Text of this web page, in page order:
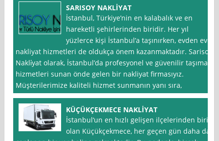
SARISOY NAKLİYAT
İstanbul, Türkiye’nin en kalabalık ve en
hareketli şehirlerinden biridir. Her yıl
yüzlerce kişi İstanbul’a taşınırken, evden eve
nakliyat hizmetleri de oldukça önem kazanmaktadır. Sarisoy
Nakli̇yat olarak, İstanbul’da profesyonel ve güvenilir taşıma
hizmetleri sunan önde gelen bir nakliyat firmasıyız.
Müşterilerimize kaliteli hizmet sunmanın yanı sıra,
KÜÇÜKÇEKMECE NAKLİYAT
İstanbul‘un en hızlı gelişen ilçelerinden biri
olan Küçükçekmece, her geçen gün daha da